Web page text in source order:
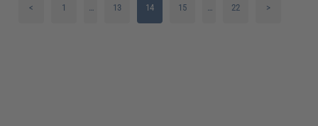
< 1 … 13 14 15 … 22 >